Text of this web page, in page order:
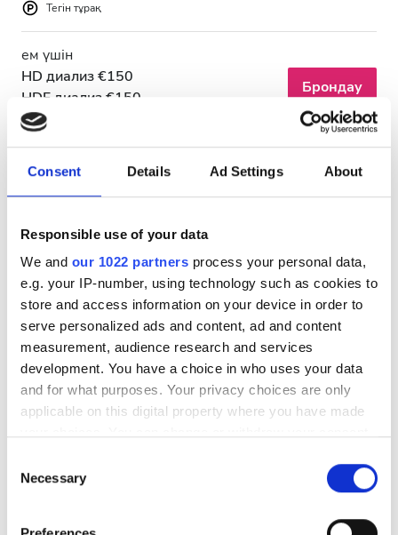
Consent Details Ad Settings About
Responsible use of your data
We and our 1022 partners process your personal data,
e.g. your IP-number, using technology such as cookies to
store and access information on your device in order to
serve personalized ads and content, ad and content
measurement, audience research and services
development. You have a choice in who uses your data
and for what purposes. Your privacy choices are only
applicable on this digital property where you have made
the Privacy trigger icon.
Selection
Necessary
Сусындар мен жеңіл тағамдар
Тегін WiFi
Теледидар экрандары
Тегін тұрақ
0 - 100 EUR
100 - 200 EUR
200 - 300 EUR
300+ EUR
Таң
Тегін тұрақ
ем үшін
HD диализ €150
HDF диализ €150
Брондау
NZOZ Diaverum Lublin Kraśnicka
Lublin, Poland
5.1 км қала орталығынан
EHIC арқылы қамтылған GHIC арқылы қамтылған
Брондау